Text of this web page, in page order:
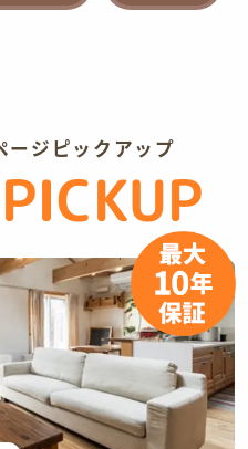
ージピックアップ
PICKUP